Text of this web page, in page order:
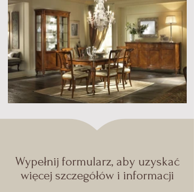
Wypełnij formularz, aby uzyskać
więcej szczegółów i informacji